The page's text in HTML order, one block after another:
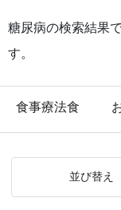
糖尿病の検索結果
す。
食事療法食
並び替え